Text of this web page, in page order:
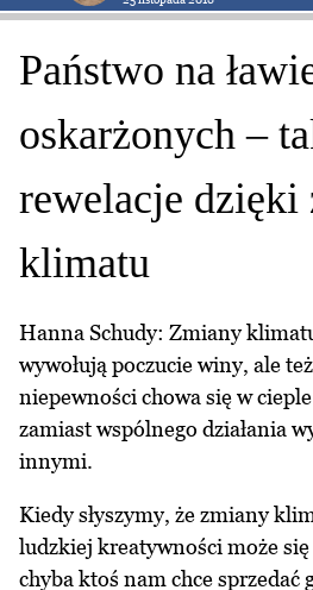
Państwo na
oskarżonych –
rewelacje dzięki
klimatu
Hanna Schudy: Zmiany
wywołują poczucie winy, ale
niepewności chowa się w
zamiast wspólnego działania
innymi.
Kiedy słyszymy, że zmiany
ludzkiej kreatywności może się
chyba ktoś nam chce